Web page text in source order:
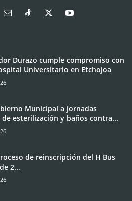
Durazo cumple compromiso con
Universitario en Etchojoa
Municipal a jornadas
esterilización y baños contra...
de reinscripción del H Bus
2...